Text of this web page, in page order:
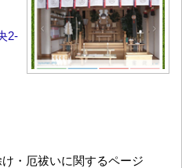
2-
・厄祓いに関するページ